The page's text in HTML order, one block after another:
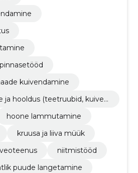
kuivendamine
ja hooldus (teetruubid, kuiven
hoone lammutamine
kruusa ja liiva müük
veoteenus
niitmistööd
puude langetamine